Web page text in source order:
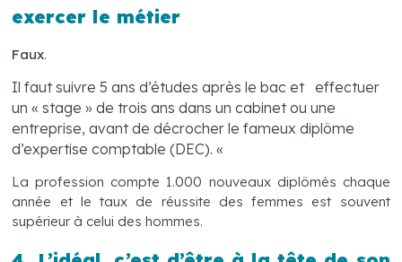
exercer le métier
Faux.
Il faut suivre 5 ans d’études après le bac et effectuer
un « stage » de trois ans dans un cabinetou une
entreprise, avant de décrocher le fameux diplôme
d’expertise comptable (DEC). «
La profession compte 1.000 nouveaux diplômés chaque
année et le taux de réussite des femmes est souvent
supérieur à celui des hommes.